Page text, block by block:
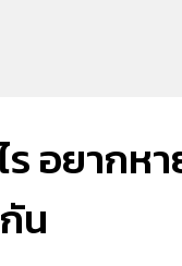
อยากห
น